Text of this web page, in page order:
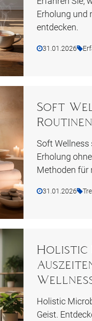
Erholung und
entdecken.
31.01.2026
Soft
Soft Wellness
Erholung
Methoden für
31.01.2026
Holistic
Holistic
Geist.